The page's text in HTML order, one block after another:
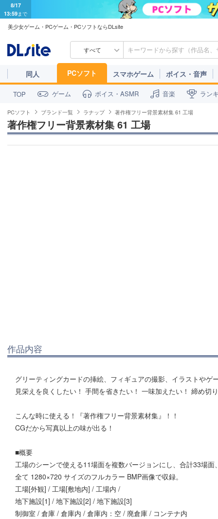
8/17
13:59まで
美少女ゲーム・PCゲーム・PCソフトならDLsite
すべて
同人 PCソフト スマホゲーム ボイス・音声
TOP ゲーム ボイス・ASMR 音楽 ラン
PCソフト ブランド一覧 ラナップ 著作権フリー背景素材集 61 工場
著作権フリー背景素材集 61 工場
作品内容
グリーティングカードの挿絵、フィギュアの撮影、イラストや
見栄えを良くしたい！ 手間を省きたい！ 一味加えたい！ 締め切
こんな時に使える！『著作権フリー背景素材集』！！
CGだから写真以上の味が出る！
■概要
工場のシーンで使える11場面を複数バージョンにし、合計33場面
全て 1280×720 サイズのフルカラー BMP画像で収録。
工場[外観] / 工場[敷地内] / 工場内 /
地下施設[1] / 地下施設[2] / 地下施設[3]
制御室 / 倉庫 / 倉庫内 / 倉庫内：空 / 廃倉庫 / コンテナ内